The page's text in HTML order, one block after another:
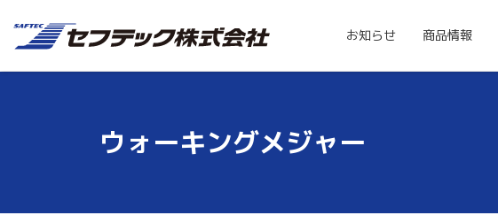
お知らせ 商品情報
ウォーキングメジャー